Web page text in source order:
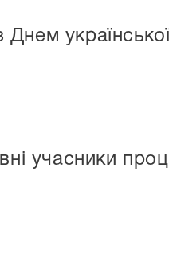
Днем
учасники